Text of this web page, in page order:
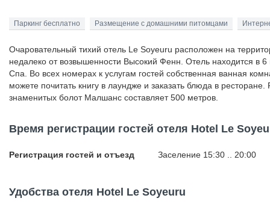
Паркинг бесплатно Размещение с домашними питомцами
Очаровательный тихий отель Le Soyeuru расположен на
недалеко от возвышенности Высокий Фенн. Отель находится в 6
Спа. Во всех номерах к услугам гостей собственная ванная
можете почитать книгу в лаундже и заказать блюда в
знаменитых болот Малшанс составляет 500 метров.
Время регистрации гостей отеля Hotel Le
Регистрация гостей и отъезд Заселение 15:30 .. 20:00
Удобства отеля Hotel Le Soyeuru